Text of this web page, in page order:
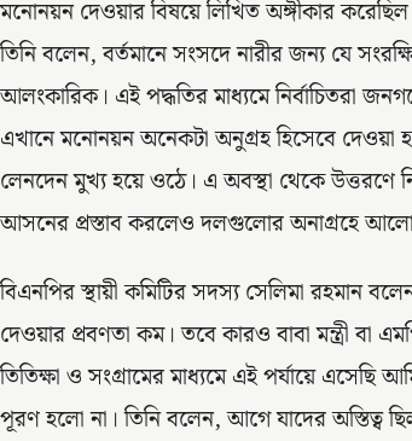
মনোনয়ন দেওয়ার বিষয়ে লিখিত অঙ্গীকার
তিনি বলেন, বর্তমানে সংসদে নারীর জন্য যে
আলংকারিক। এই পদ্ধতির মাধ্যমে নির্বাচিতরা
এখানে মনোনয়ন অনেকটা অনুগ্রহ হিসেবে দেওয়া
লেনদেন মুখ্য হয়ে ওঠে। এ অবস্থা থেকে উত্তরণে
আসনের প্রস্তাব করলেও দলগুলোর অনাগ্রহে
বিএনপির স্থায়ী কমিটির সদস্য সেলিমা রহমান
দেওয়ার প্রবণতা কম। তবে কারও বাবা মন্ত্রী বা
তিতিক্ষা ও সংগ্রামের মাধ্যমে এই পর্যায়ে
পূরণ হলো না। তিনি বলেন, আগে যাদের অস্তিত্ব